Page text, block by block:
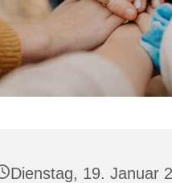
Dienstag, 19. Januar